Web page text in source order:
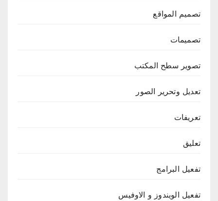
تصميم المواقع
تصميمات
تصوير سطح المكتب
تعديل وتحرير الصور
تعريفات
تعليق
تفعيل البرامج
تفعيل الويندوز و الاوفيس